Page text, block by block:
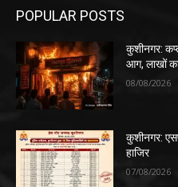
POPULAR POSTS
कुशीनगर:
आग, लाखों
08/08/2026
कुशीनगर:
हाजिर
07/08/2026